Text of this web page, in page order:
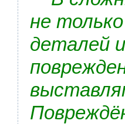
не
деталей